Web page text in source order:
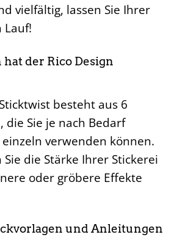
vielfältig, lassen Sie Ihrer
Lauf!
der Rico Design
besteht aus 6
die Sie je nach Bedarf
verwenden können.
die Stärke Ihrer Stickerei
oder gröbere Effekte
und Anleitungen